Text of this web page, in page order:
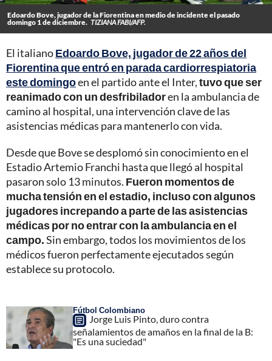
Edoardo Bove, jugador de la Fiorentina en medio de incidente el pasado
domingo 1 de diciembre. TIZIANA FABI/AFP.
El italianoEdoardo Bove, jugador de 22 años del
Fiorentina que entró en parada cardiorrespiatoria
este domingoen el partido ante el Inter,tuvo que ser
reanimado con un desfribiladoren la ambulancia de
camino al hospital, una intervención clave de las
asistencias médicas para mantenerlo con vida.
Desde que Bove se desplomó sin conocimiento en el
Estadio Artemio Franchi hasta que llegó al hospital
pasaron solo 13 minutos. Fueron momentos de
mucha tensión en el estadio, incluso con algunos
jugadores increpando a parte de las asistencias
médicas por no entrar con la ambulancia en el
campo.Sin embargo, todos los movimientos de los
médicos fueron perfectamente ejecutados según
establece su protocolo.
Fútbol Colombiano
Jorge Luis Pinto, duro contra
señalamientos de amaños en la final de la B:
"Es una suciedad"